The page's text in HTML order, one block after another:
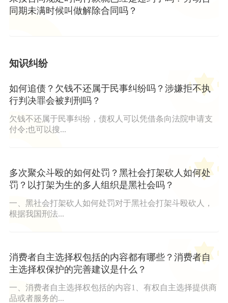
同期未满时候叫做解除合同吗？
知识纠纷
如何追债？欠钱不还属于民事纠纷吗？涉嫌拒不执
行判决罪会被判刑吗？
欠钱不还属于民事纠纷，债权人可以凭借条向法院申请支
付令;也可以搜...
多次聚众斗殴的如何处罚？黑社会打架砍人如何处
罚？以打架为生的多人组织是黑社会吗？
一、黑社会打架砍人如何处罚对于黑社会打架斗殴砍人，
根据我国刑法...
消费者自主选择权包括的内容都有哪些？消费者自
主选择权保护的完善建议是什么？
一、消费者自主选择权包括的内容1、有权自主选择提供商
品或者服务的...